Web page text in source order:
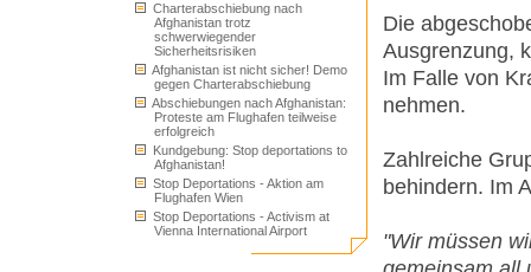
Charterabschiebung nach
Afghanistan trotz
schwerwiegender
Sicherheitsrisiken
Afghanistan ist nicht sicher! Demo
gegen Charterabschiebung
Abschiebungen nach Afghanistan:
Proteste am Flughafen teilweise
erfolgreich
Kundgebung: Stop deportations to
Afghanistan!
Stop Deportations - Aktion am
Flughafen Wien
Stop Deportations - Activism at
Vienna International Airport
Die
Ausgrenzung,
Im Falle von
nehmen.
Zahlreiche
behindern. Im
"Wir müssen